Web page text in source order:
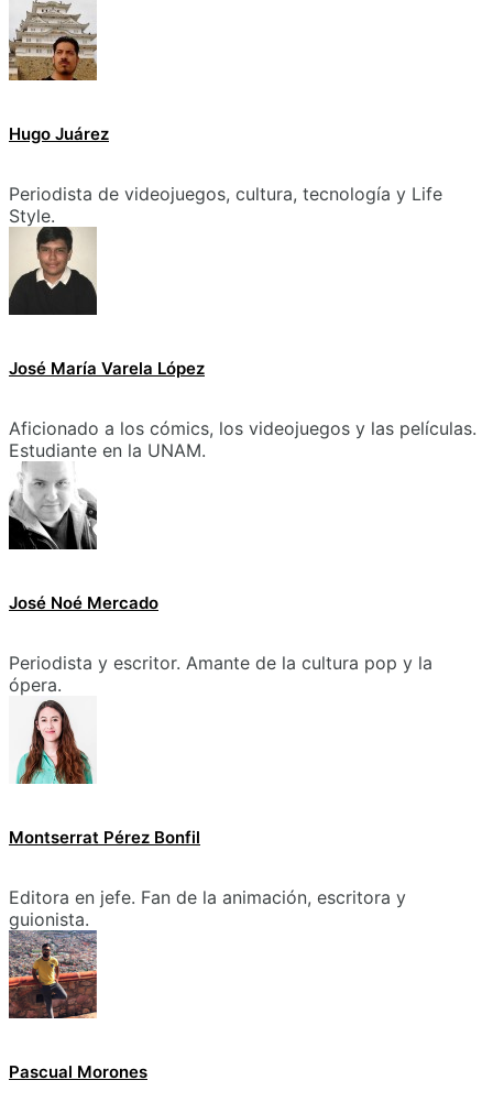
Hugo Juárez
Periodista de videojuegos, cultura, tecnología y Life
Style.
José María Varela López
Aficionado a los cómics, los videojuegos y las películas.
Estudiante en la UNAM.
José Noé Mercado
Periodista y escritor. Amante de la cultura pop y la
ópera.
Montserrat Pérez Bonfil
Editora en jefe. Fan de la animación, escritora y
guionista.
Pascual Morones